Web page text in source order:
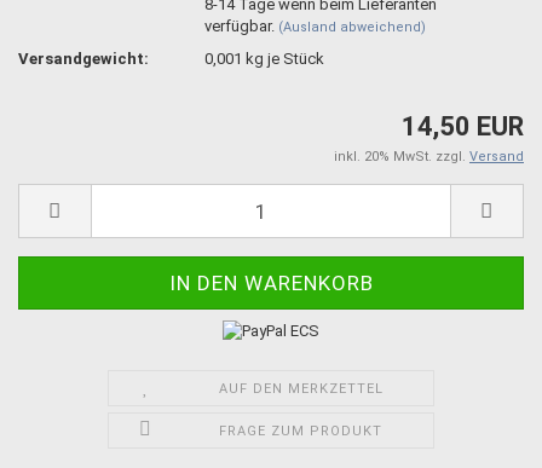
8-14 Tage wenn beim Lieferanten
verfügbar. (Ausland abweichend)
Versandgewicht: 0,001 kg je Stück
14,50 EUR
inkl. 20% MwSt. zzgl. Versand
AUF DEN MERKZETTEL
FRAGE ZUM PRODUKT